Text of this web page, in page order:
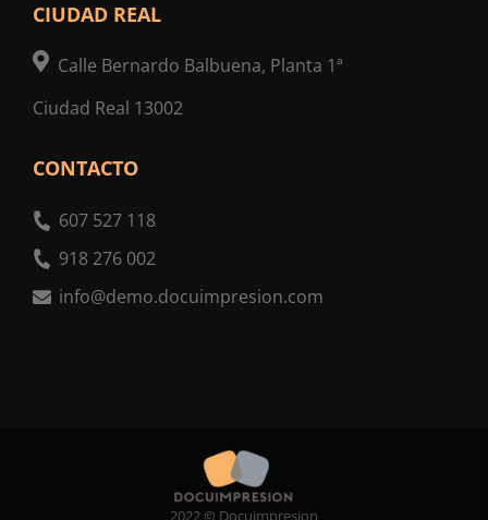
CIUDAD REAL
Calle Bernardo Balbuena, Planta 1ª
Ciudad Real 13002
CONTACTO
607 527 118
918 276 002
info@demo.docuimpresion.com